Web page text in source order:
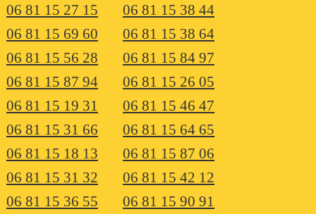
06 81 15 27 15
06 81 15 38 44
06 81 15 69 60
06 81 15 38 64
06 81 15 56 28
06 81 15 84 97
06 81 15 87 94
06 81 15 26 05
06 81 15 19 31
06 81 15 46 47
06 81 15 31 66
06 81 15 64 65
06 81 15 18 13
06 81 15 87 06
06 81 15 31 32
06 81 15 42 12
06 81 15 36 55
06 81 15 90 91